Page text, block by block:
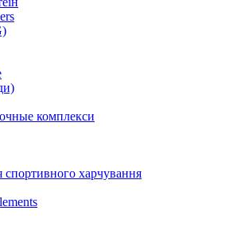
комплекси
спортивного харчування